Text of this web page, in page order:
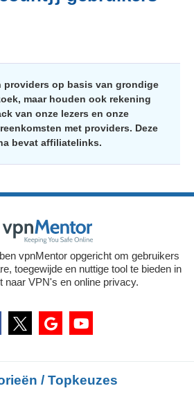
providers op basis van grondige
maar houden ook rekening
van onze lezers en onze
met providers. Deze
bevat affiliatelinks.
vpnMentor opgericht om gebruikers
toegewijde en nuttige tool te bieden in
naar VPN's en online privacy.
/ Topkeuzes